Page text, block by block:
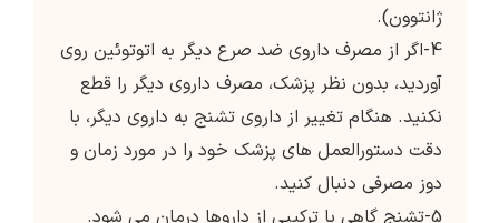
ژانتوون).
4-اگر از مصرف داروی ضد صرع دیگر به اتوتوئین روی
آوردید، بدون نظر پزشک، مصرف داروی دیگر را قطع
نکنید. هنگام تغییر از داروی تشنج به داروی دیگر، با
دقت دستورالعمل های پزشک خود را در مورد زمان و
دوز مصرفی دنبال کنید.